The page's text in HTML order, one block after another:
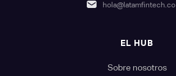
hola@latamfintech.co
EL HUB
Sobre nosotros